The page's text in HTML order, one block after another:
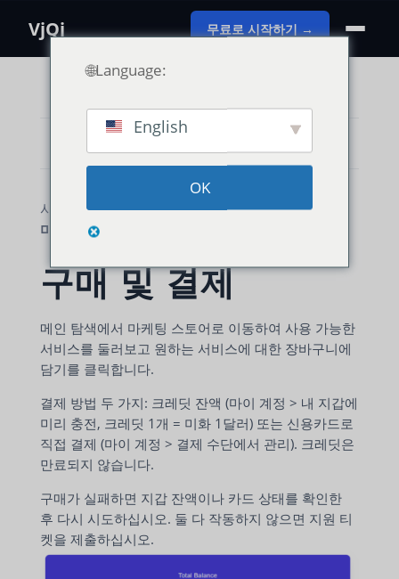
VjQj 무료로 시작하기 →
사용 가이드
VjQj 플랫폼 매뉴얼
마케팅 스토어
구매 및 결제
메인 탐색에서 마케팅 스토어로 이동하여 사용 가능한
서비스를 둘러보고 원하는 서비스에 대한 장바구니에
담기를 클릭합니다.
결제 방법 두 가지: 크레딧 잔액 (마이 계정 > 내 지갑에
미리 충전, 크레딧 1개 = 미화 1달러) 또는 신용카드로
직접 결제 (마이 계정 > 결제 수단에서 관리). 크레딧은
만료되지 않습니다.
구매가 실패하면 지갑 잔액이나 카드 상태를 확인한
후 다시 시도하십시오. 둘 다 작동하지 않으면 지원 티
켓을 제출하십시오.
🌐Language:
English
OK